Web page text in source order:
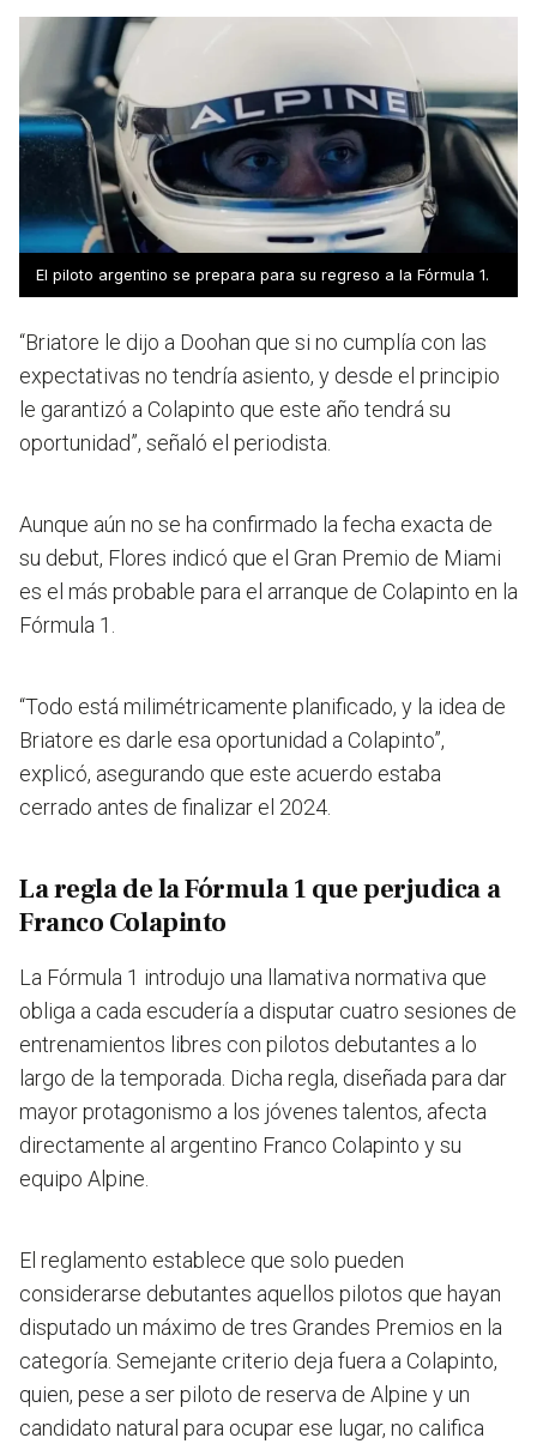
El piloto argentino se prepara para su regreso a la Fórmula 1.
“Briatore le dijo a Doohan que si no cumplía con las
expectativas no tendría asiento, y desde el principio
le garantizó a Colapinto que este año tendrá su
oportunidad”, señaló el periodista.
Aunque aún no se ha confirmado la fecha exacta de
su debut, Flores indicó que el Gran Premio de Miami
es el más probable para el arranque de Colapinto en la
Fórmula 1.
“Todo está milimétricamente planificado, y la idea de
Briatore es darle esa oportunidad a Colapinto”,
explicó, asegurando que este acuerdo estaba
cerrado antes de finalizar el 2024.
La regla de la Fórmula 1 que perjudica a
Franco Colapinto
La Fórmula 1 introdujo una llamativa normativa que
obliga a cada escudería a disputar cuatro sesiones de
entrenamientos libres con pilotos debutantes a lo
largo de la temporada. Dicha regla, diseñada para dar
mayor protagonismo a los jóvenes talentos, afecta
directamente al argentino Franco Colapinto y su
equipo Alpine.
El reglamento establece que solo pueden
considerarse debutantes aquellos pilotos que hayan
disputado un máximo de tres Grandes Premios en la
categoría. Semejante criterio deja fuera a Colapinto,
quien, pese a ser piloto de reserva de Alpine y un
candidato natural para ocupar ese lugar, no califica